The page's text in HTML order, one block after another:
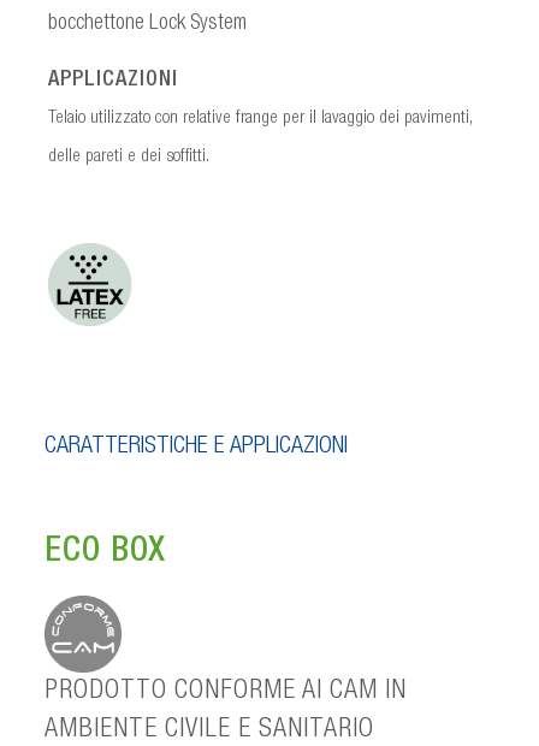
bocchettone Lock System
APPLICAZIONI
Telaio utilizzato con relative frange per il lavaggio dei pavimenti,
delle pareti e dei soffitti.
CARATTERISTICHE E APPLICAZIONI
ECO BOX
PRODOTTO CONFORME AI CAM IN
AMBIENTE CIVILE E SANITARIO